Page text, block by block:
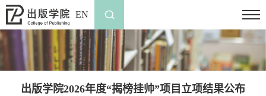
EN
出版学院2026年度“揭榜挂帅”项目立项结果公布